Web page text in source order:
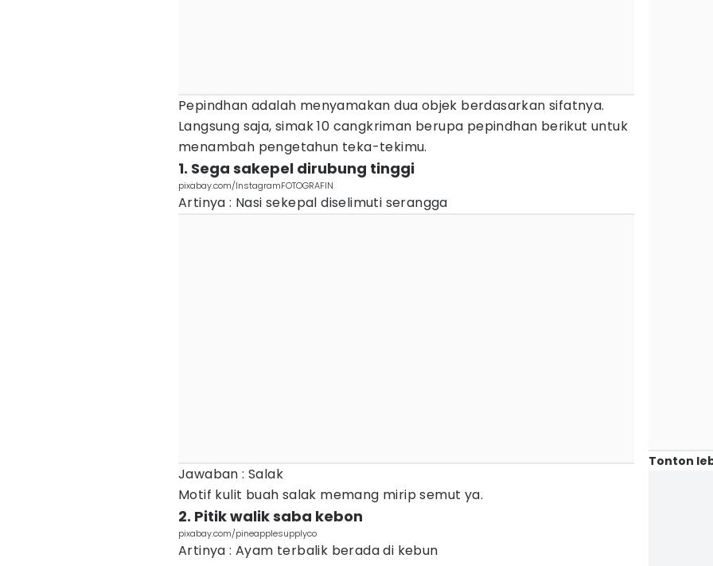
Pepindhan adalah menyamakan dua objek berdasarkan sifatnya.
Langsung saja, simak 10 cangkriman berupa pepindhan berikut untuk
menambah pengetahun teka-tekimu.
1. Sega sakepel dirubung tinggi
pixabay.com/InstagramFOTOGRAFIN
Artinya : Nasi sekepal diselimuti serangga
Jawaban : Salak
Motif kulit buah salak memang mirip semut ya.
2. Pitik walik saba kebon
pixabay.com/pineapplesupplyco
Artinya : Ayam terbalik berada di kebun
Tonton